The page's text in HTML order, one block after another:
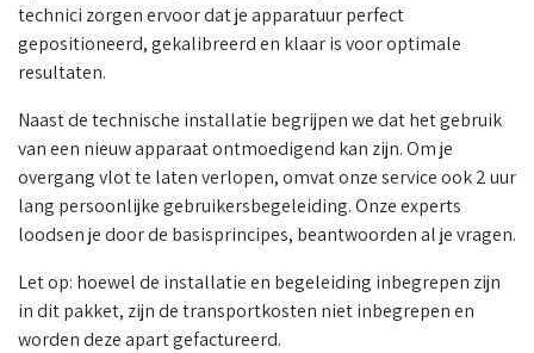
technici zorgen ervoor dat je apparatuur perfect
gepositioneerd, gekalibreerd en klaar is voor optimale
resultaten.
Naast de technische installatie begrijpen we dat het gebruik
van een nieuw apparaat ontmoedigend kan zijn. Om je
overgang vlot te laten verlopen, omvat onze service ook 2 uur
lang persoonlijke gebruikersbegeleiding. Onze experts
loodsen je door de basisprincipes, beantwoorden al je vragen.
Let op: hoewel de installatie en begeleiding inbegrepen zijn
in dit pakket, zijn de transportkosten niet inbegrepen en
worden deze apart gefactureerd.